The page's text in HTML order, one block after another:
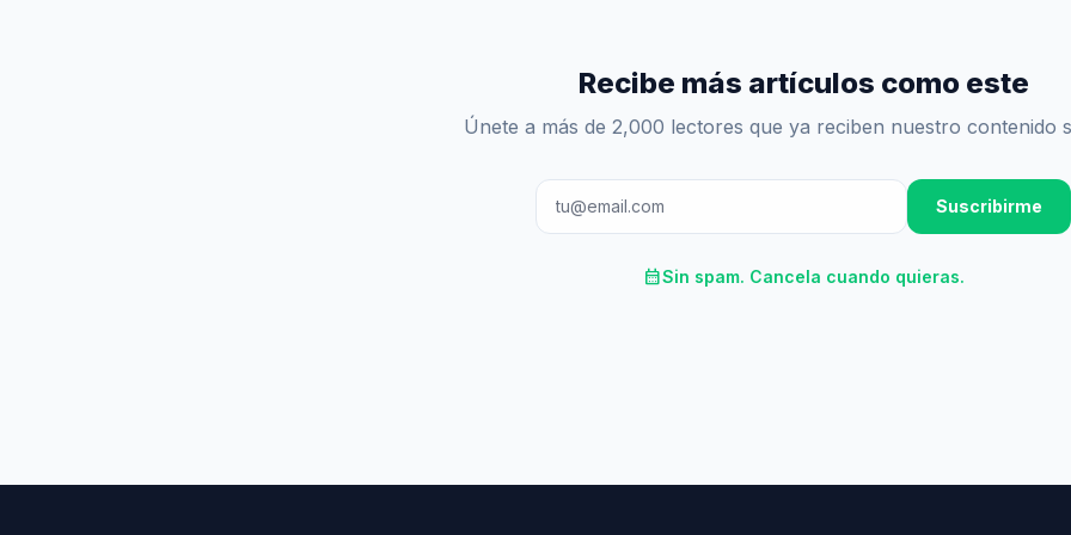
Recibe más artículos como este
Únete a más de 2,000 lectores que ya reciben nuestro contenido
Suscribirme
calendar_monthSin spam. Cancela cuando quieras.